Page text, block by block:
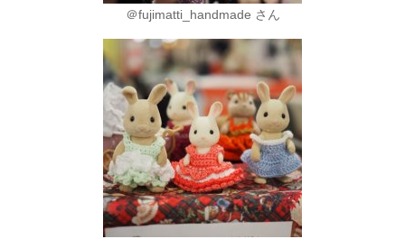
＠fujimatti_handmade さん